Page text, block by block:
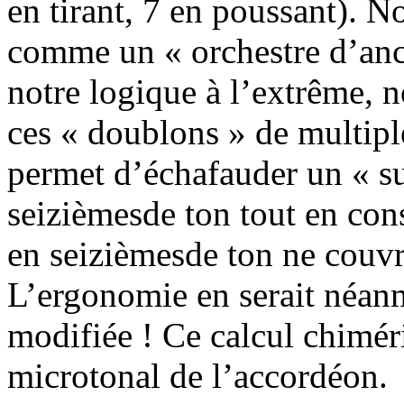
en tirant, 7 en poussant).
comme un « orchestre
notre logique à l’extrême,
ces « doublons » de
permet d’échafauder un «
seizièmesde ton tout en
en seizièmesde ton ne
L’ergonomie en serait
modifiée ! Ce calcul
microtonal de l’accordéon.